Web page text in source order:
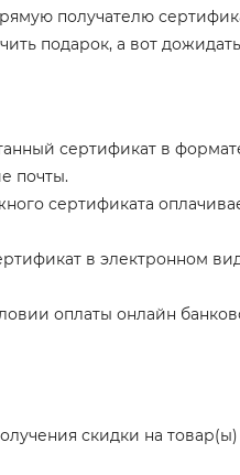
получателю
подарок, а вот
сертификат в
почты.
сертификата
в электронном
оплаты онлайн
скидки на товар(ы)